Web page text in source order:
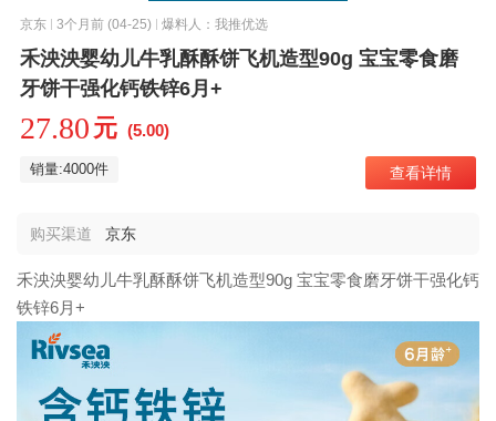
京东 3个月前 (04-25) 爆料人：我推优选
禾泱泱婴幼儿牛乳酥酥饼飞机造型90g 宝宝零食磨
牙饼干强化钙铁锌6月+
27.80 元 (5.00)
销量:4000件 查看详情
购买渠道 京东
禾泱泱婴幼儿牛乳酥酥饼飞机造型90g 宝宝零食磨牙饼干强化钙
铁锌6月+